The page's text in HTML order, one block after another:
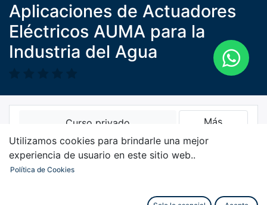
Aplicaciones de Actuadores
Eléctricos AUMA para la
Industria del Agua
Curso privado
Por favoriniciar sesiónpara
contactar al responsable.
Más
información
Utilizamos cookies para brindarle una mejor
experiencia de usuario en este sitio web..
Política de Cookies